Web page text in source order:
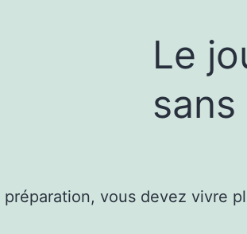
Le
vous devez vivre